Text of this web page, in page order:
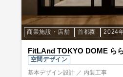
商業施設・店舗 首都圏 2024
FitLAnd TOKYO DOME ら
空間デザイン
基本デザイン設計 ／ 内装工事